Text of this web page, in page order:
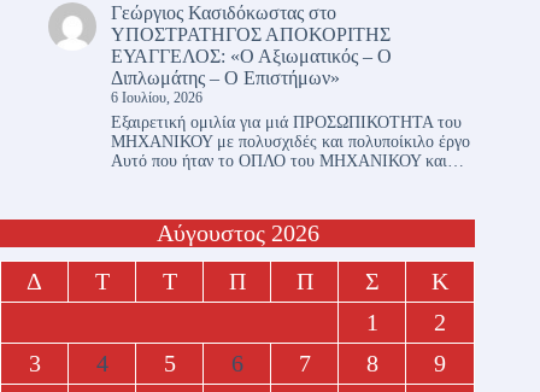
Γεώργιος Κασιδόκωστας στο
ΥΠΟΣΤΡΑΤΗΓΟΣ ΑΠΟΚΟΡΙΤΗΣ
ΕΥΑΓΓΕΛΟΣ: «Ο Αξιωματικός – Ο
Διπλωμάτης – Ο Επιστήμων»
6 Ιουλίου, 2026
Εξαιρετική ομιλία για μιά ΠΡΟΣΩΠΙΚΟΤΗΤΑ του
ΜΗΧΑΝΙΚΟΥ με πολυσχιδές και πολυποίκιλο έργο
Αυτό που ήταν το ΟΠΛΟ του ΜΗΧΑΝΙΚΟΥ και…
Αύγουστος 2026
Δ
Τ Τ Π Π Σ
Κ
1
2
3
4 5 6 7 8
9